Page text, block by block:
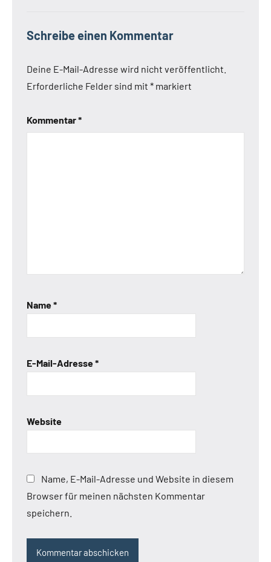
Schreibe einen Kommentar
Deine E-Mail-Adresse wird nicht veröffentlicht.
Erforderliche Felder sind mit * markiert
Kommentar*
Name*
E-Mail-Adresse*
Website
Name, E-Mail-Adresse und Website in diesem
Browser für meinen nächsten Kommentar
speichern.